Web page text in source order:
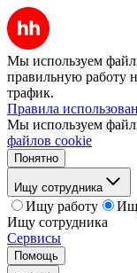
Мы используем
правильную работу
трафик.
Правила
Мы используем
файлов cookie
Понятно
Ищу сотрудника
Ищу работу
Ищу сотрудника
Сервисы
Помощь